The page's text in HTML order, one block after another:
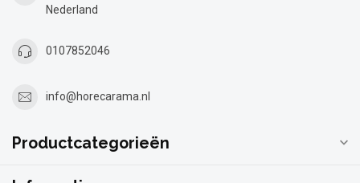
Nederland
0107852046
info@horecarama.nl
Productcategorieën